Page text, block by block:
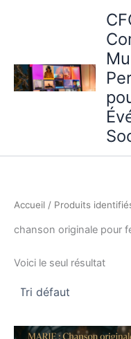
Accueil / Produits
chanson originale pour
Voici le seul résultat